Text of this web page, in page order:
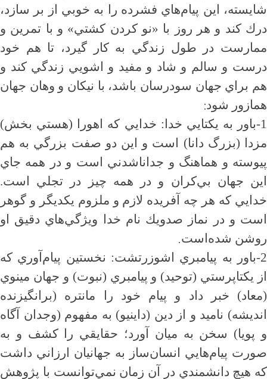
شايسته، اين پيام‌هاي فشرده را به خوبي از بر سازد،
درك كند و هر روز با «نو كردن كشتي» و با تمرين و
ممارست در طول زندگي به كار گيرد، تا هم خود
درست و سالم و شاد و مفيد و اشويي زندگي كند و
هم براي جهان سودرسان باشد‌، با نيكان و وهان جهان
همازور شود:
1-باور به يكتايي خدا: خدايي كه اهورا (هستي بخش)
مزدا (بزرگ دانا) است و اين دو صفت بزرگي به هم
پيوسته و هماهنگ و جداناشدني است و در همه جاي
اين جهان بي‌كران و در همه چيز در تجلي است.
خدايي كه هر چه آفريده لازم و ملزوم يكديگر و گوهر
است و در نماز صدويك نام خدا ويژگي‌هاي دقيق او
روشن شده‌است.
2-باور به پيامبري اشوزرتشت: نخستين پيام‌آوري كه
از يكتاپرستي (توحيد) و پيامبري (نبوت) و جهان مينوي
(معاد) خبر داد و پيام خود را مانتره (برانگيزنده
انديشه) ناميد و از دين (داينيو) به مفهوم (وجدان آگاه
و پويا) سخن به ميان آورد؛ حقايقي را كشف و به
صورت پيام‌هايي انسان‌ساز به جهانيان ارزاني داشت
كه هيچ دانشمندي در آن زمان نمي‌توانست با پژوهش